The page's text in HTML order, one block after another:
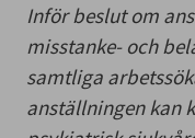
Inför beslut om
misstanke- och
samtliga
anställningen kan